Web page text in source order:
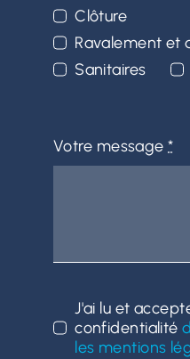
Clôture
Ravalement et
Sanitaires
Votre message*
J'ai lu et
confidentialité
les mentions